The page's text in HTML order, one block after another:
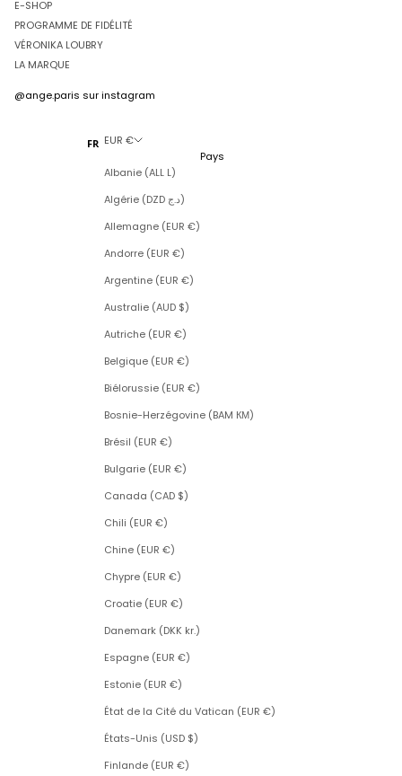
E-SHOP
PROGRAMME DE FIDÉLITÉ
VÉRONIKA LOUBRY
LA MARQUE
@ange.paris sur instagram
FR EUR €
Pays
Albanie (ALL L)
Algérie (DZD د.ج)
Allemagne (EUR €)
Andorre (EUR €)
Argentine (EUR €)
Australie (AUD $)
Autriche (EUR €)
Belgique (EUR €)
Biélorussie (EUR €)
Bosnie-Herzégovine (BAM КМ)
Brésil (EUR €)
Bulgarie (EUR €)
Canada (CAD $)
Chili (EUR €)
Chine (EUR €)
Chypre (EUR €)
Croatie (EUR €)
Danemark (DKK kr.)
Espagne (EUR €)
Estonie (EUR €)
État de la Cité du Vatican (EUR €)
États-Unis (USD $)
Finlande (EUR €)